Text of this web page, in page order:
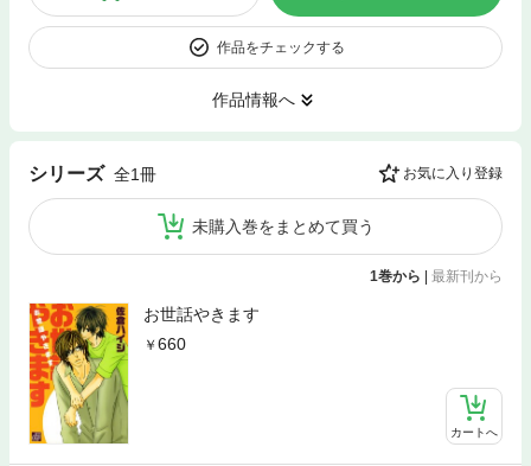
作品をチェックする
作品情報へ
シリーズ 全1冊 お気に入り登録
未購入巻をまとめて買う
1巻から | 最新刊から
お世話やきます
660
カートへ